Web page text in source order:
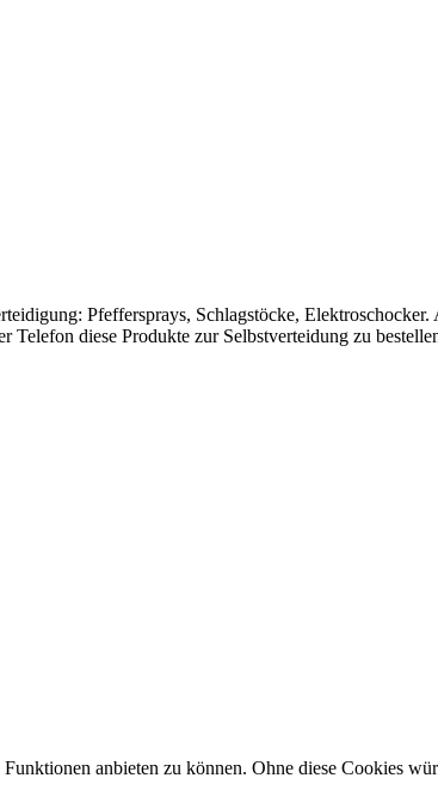
Pfeffersprays, Schlagstöcke,
diese Produkte zur Selbstverteidung zu
anbieten zu können. Ohne diese Cookies